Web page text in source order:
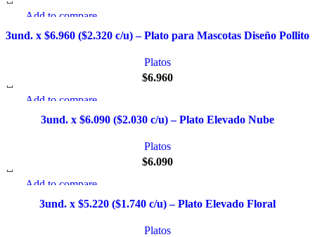
Add to compare
Quick view
3und. x $6.960 ($2.320 c/u) – Plato para Mascotas Diseño Pollito
Platos
$6.960
Add to compare
Quick view
3und. x $6.090 ($2.030 c/u) – Plato Elevado Nube
Platos
$6.090
Add to compare
Quick view
3und. x $5.220 ($1.740 c/u) – Plato Elevado Floral
Platos